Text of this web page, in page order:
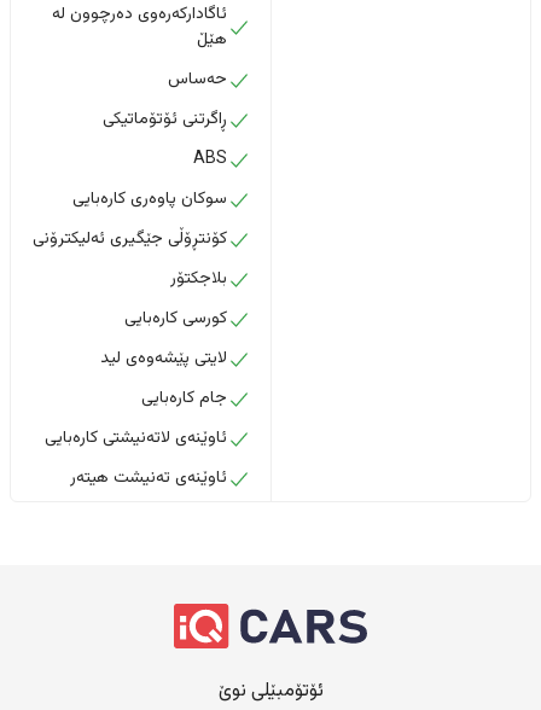
ئاگادارکەرەوی دەرچوون لە
هێڵ
حەساس
ڕاگرتنی ئۆتۆماتیکی
ABS
سوکان پاوەری کارەبایی
کۆنتڕۆڵی جێگیری ئەلیکترۆنی
بلاجکتۆر
کورسی کارەبایی
لایتی پێشەوەی لید
جام کارەبایی
ئاوێنەی لاتەنیشتی کارەبایی
ئاوێنەی تەنیشت هیتەر
ئۆتۆمبێلی نوێ